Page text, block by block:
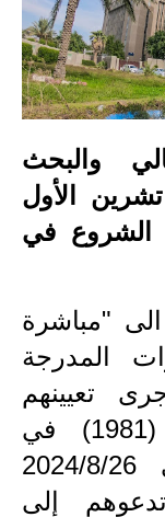
وزارة التربية
والبحث
العلمي، اليوم الثلاثاء، (15 تشرين الأول
الشروع في
"مباشرة
المدرجة
تعيينهم
بموجب الأوامر الوزارية (1981) في
2024/8/12 و (2153) في 2024/8/26
في 2024/9/16وتدعوهم إلى